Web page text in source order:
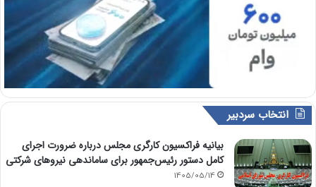
انتخاب سردبیر
بیانیه فراکسیون کارگری مجلس درباره ضرورت اجرای
کامل دستور رئیس‌جمهور برای ساماندهی نیروهای شرکتی
1405/05/14